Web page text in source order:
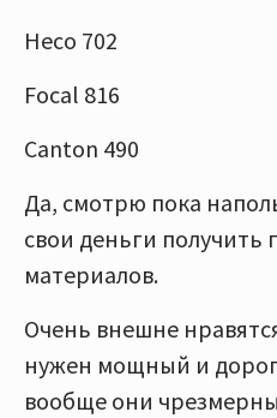
Heco 702
Focal 816
Canton 490
Да, смотрю пока
свои деньги получить
материалов.
Очень внешне
нужен мощный и
вообще они